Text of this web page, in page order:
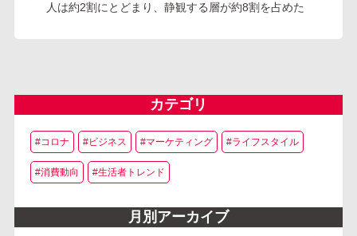
人は約2割 にとどまり、静観する層が約8割 を占めた
カテゴリ
#コロナ #ビジネス #マーケティング #ライフスタイル
#消費動向 #生活者トレンド
月別アーカイブ